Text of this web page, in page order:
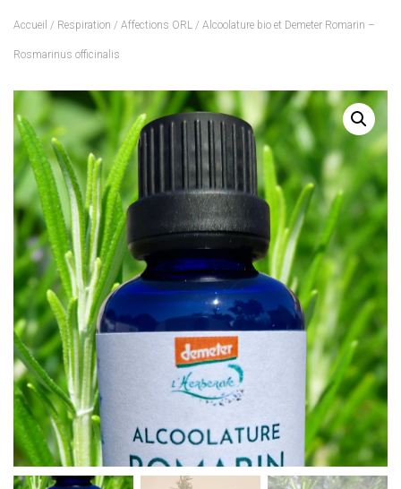
Accueil / Respiration / Affections ORL / Alcoolature bio et Demeter Romarin –
Rosmarinus officinalis